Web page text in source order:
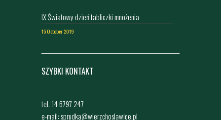
IX Światowy dzień tabliczki mnożenia
15 October 2019
SZYBKI KONTAKT
tel. 14 6797 247
e-mail: sprudka@wierzchoslawice.pl